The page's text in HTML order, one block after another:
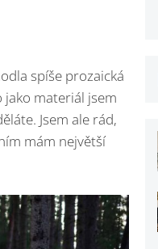
spíše prozaická
jako materiál jsem
Jsem ale rád,
mám největší